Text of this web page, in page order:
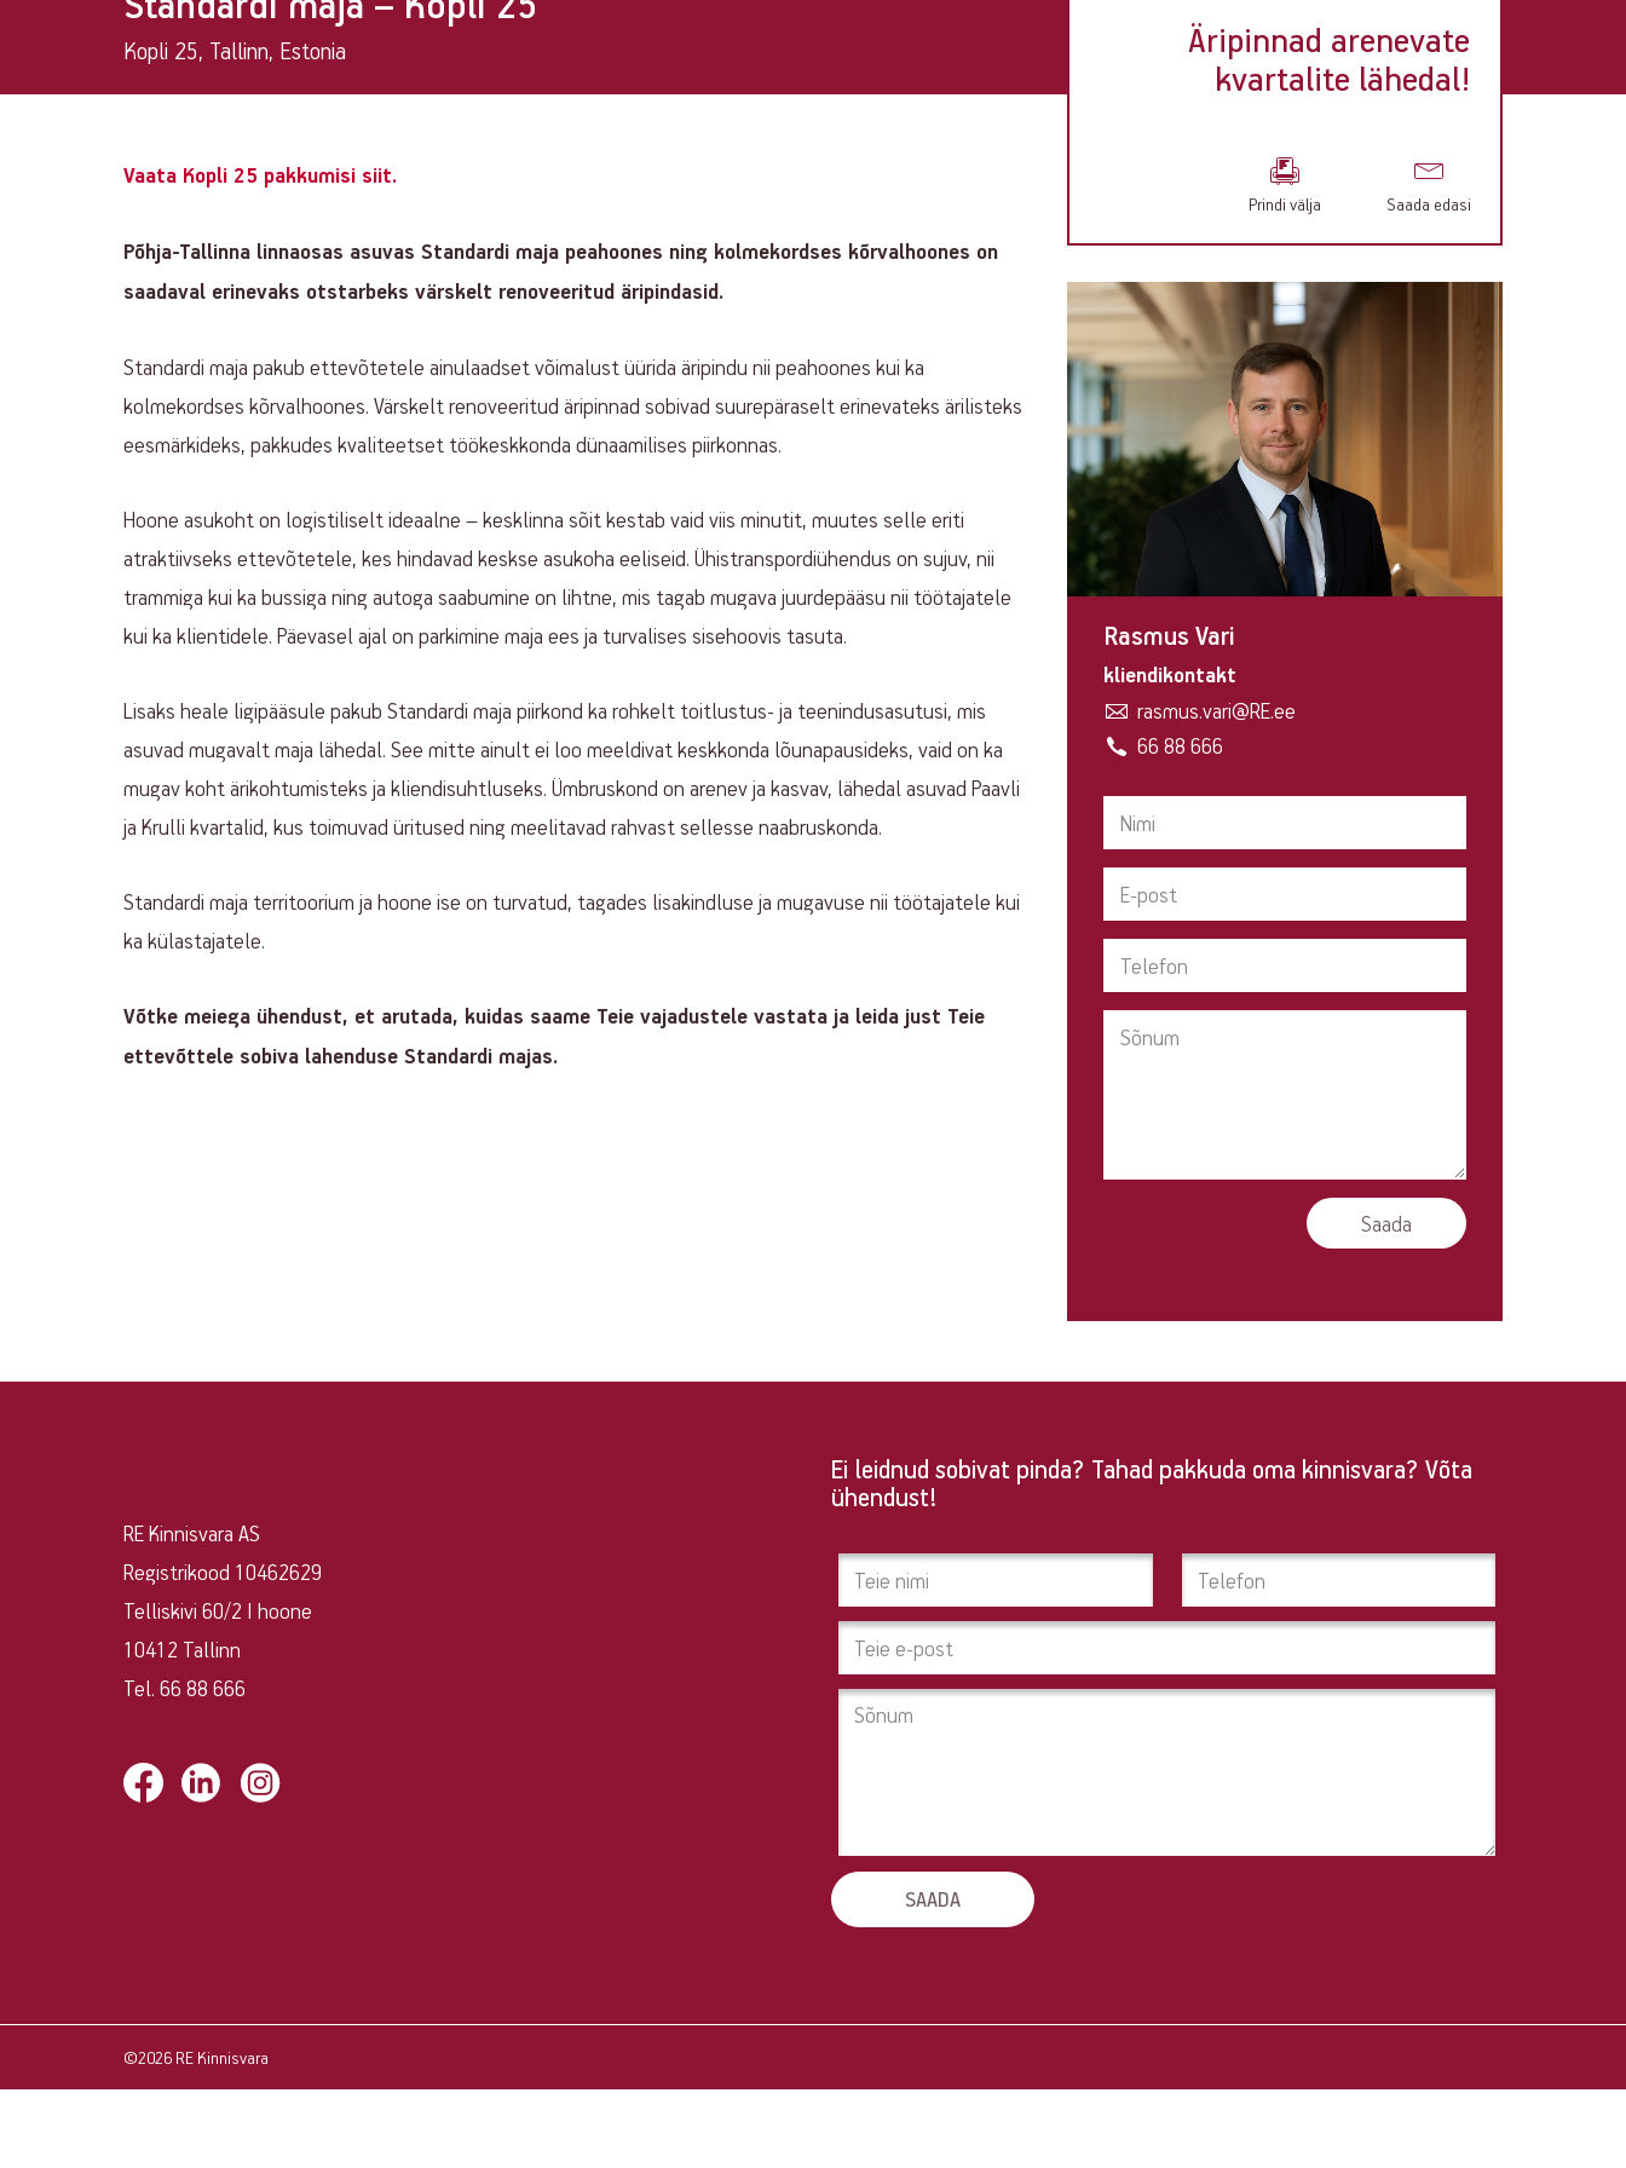
Kopli 25, Tallinn, Estonia
Äripinnad arenevate
kvartalite lähedal!
Prindi välja Saada edasi
PropertyProperty
info
Vaata Kopli 25 pakkumisi siit.
Põhja-Tallinna linnaosas asuvas Standardi maja peahoones ning kolmekordses kõrvalhoones on
saadaval erinevaks otstarbeks värskelt renoveeritud äripindasid.
Standardi maja pakub ettevõtetele ainulaadset võimalust üürida äripindu nii peahoones kui ka
kolmekordses kõrvalhoones. Värskelt renoveeritud äripinnad sobivad suurepäraselt erinevateks ärilisteks
eesmärkideks, pakkudes kvaliteetset töökeskkonda dünaamilises piirkonnas.
Hoone asukoht on logistiliselt ideaalne – kesklinna sõit kestab vaid viis minutit, muutes selle eriti
atraktiivseks ettevõtetele, kes hindavad keskse asukoha eeliseid. Ühistranspordiühendus on sujuv, nii
trammiga kui ka bussiga ning autoga saabumine on lihtne, mis tagab mugava juurdepääsu nii töötajatele
kui ka klientidele. Päevasel ajal on parkimine maja ees ja turvalises sisehoovis tasuta.
Lisaks heale ligipääsule pakub Standardi maja piirkond ka rohkelt toitlustus- ja teenindusasutusi, mis
asuvad mugavalt maja lähedal. See mitte ainult ei loo meeldivat keskkonda lõunapausideks, vaid on ka
mugav koht ärikohtumisteks ja kliendisuhtluseks. Ümbruskond on arenev ja kasvav, lähedal asuvad Paavli
ja Krulli kvartalid, kus toimuvad üritused ning meelitavad rahvast sellesse naabruskonda.
Standardi maja territoorium ja hoone ise on turvatud, tagades lisakindluse ja mugavuse nii töötajatele kui
ka külastajatele.
Võtke meiega ühendust, et arutada, kuidas saame Teie vajadustele vastata ja leida just Teie
ettevõttele sobiva lahenduse Standardi majas.
Contact
info
Rasmus Vari
kliendikontakt
rasmus.vari@RE.ee
66 88 666
leidnud
sobivat
pinda?
Tahad
pakkuda
Võta
ühendust!
RE Kinnisvara AS
Registrikood 10462629
Telliskivi 60/2 I hoone
10412 Tallinn
Tel. 66 88 666
Ei leidnud sobivat pinda? Tahad pakkuda oma kinnisvara? Võta
ühendust!
©2026 RE Kinnisvara